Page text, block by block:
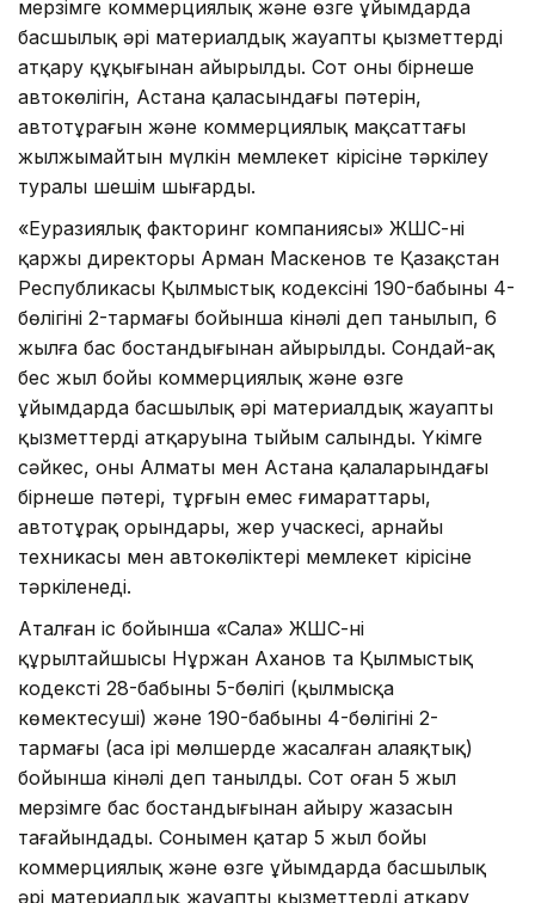
мерзімге коммерциялық және өзге ұйымдарда
басшылық әрі материалдық жауапты қызметтерді
атқару құқығынан айырылды. Сот оның бірнеше
автокөлігін, Астана қаласындағы пәтерін,
автотұрағын және коммерциялық мақсаттағы
жылжымайтын мүлкін мемлекет кірісіне тәркілеу
туралы шешім шығарды.
«Еуразиялық факторинг компаниясы» ЖШС-нің
қаржы директоры Арман Маскенов те Қазақстан
Республикасы Қылмыстық кодексінің 190-бабының 4-
бөлігінің 2-тармағы бойынша кінәлі деп танылып, 6
жылға бас бостандығынан айырылды. Сондай-ақ
бес жыл бойы коммерциялық және өзге
ұйымдарда басшылық әрі материалдық жауапты
қызметтерді атқаруына тыйым салынды. Үкімге
сәйкес, оның Алматы мен Астана қалаларындағы
бірнеше пәтері, тұрғын емес ғимараттары,
автотұрақ орындары, жер учаскесі, арнайы
техникасы мен автокөліктері мемлекет кірісіне
тәркіленеді.
Аталған іс бойынша «Сала» ЖШС-нің
құрылтайшысы Нұржан Аханов та Қылмыстық
кодекстің 28-бабының 5-бөлігі (қылмысқа
көмектесуші) және 190-бабының 4-бөлігінің 2-
тармағы (аса ірі мөлшерде жасалған алаяқтық)
бойынша кінәлі деп танылды. Сот оған 5 жыл
мерзімге бас бостандығынан айыру жазасын
тағайындады. Сонымен қатар 5 жыл бойы
коммерциялық және өзге ұйымдарда басшылық
әрі материалдық жауапты қызметтерді атқару